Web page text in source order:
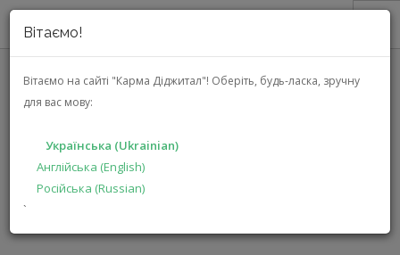
Вітаємо!
Вітаємо на сайті "Карма Діджитал"! Оберіть, будь-ласка, зручну
для вас мову:
Українська (Ukrainian)
Англійська (English)
Російська (Russian)
`
ПРО НАС
АКЦІЇ
РІШЕННЯ
ВИРОБНИКАМ
JBL CONTROL 25AV (CONTROL
ГОЛОВНА КАТАЛОГ